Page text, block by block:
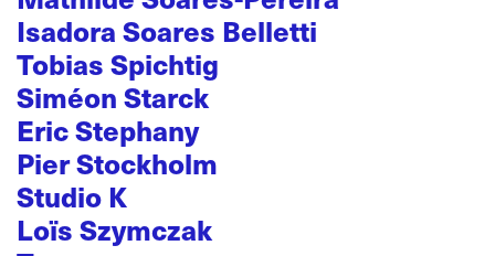
Isadora Soares Belletti
Tobias Spichtig
Siméon Starck
Eric Stephany
Pier Stockholm
Studio K
Loïs Szymczak